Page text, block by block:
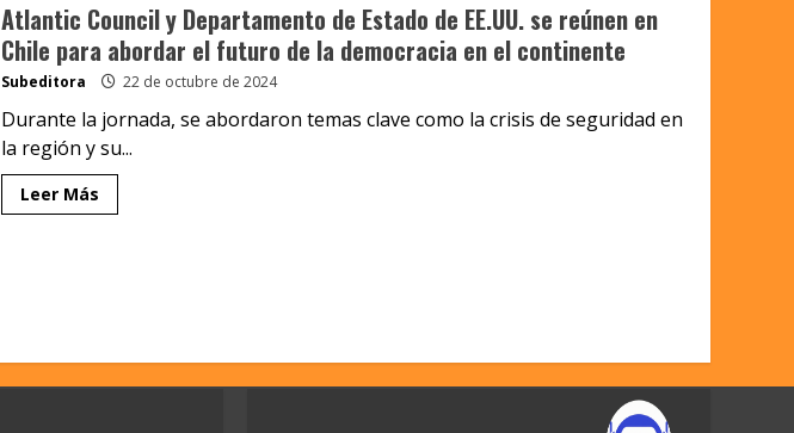
Atlantic Council y Departamento de Estado de EE.UU. se reúnen en
Chile para abordar el futuro de la democracia en el continente
Subeditora 22 de octubre de 2024
Durante la jornada, se abordaron temas clave como la crisis de seguridad en
la región y su...
Leer Más